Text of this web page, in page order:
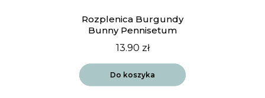
Rozplenica Burgundy
Bunny Pennisetum
13.90 zł
Do koszyka